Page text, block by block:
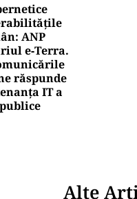
ANP
e‑Terra.
răspunde
IT a
Alte